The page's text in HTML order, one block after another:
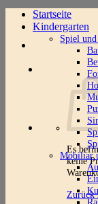
Es
keine
Zurück
Startseite
Kindergarten
Spiel
Mobiliar